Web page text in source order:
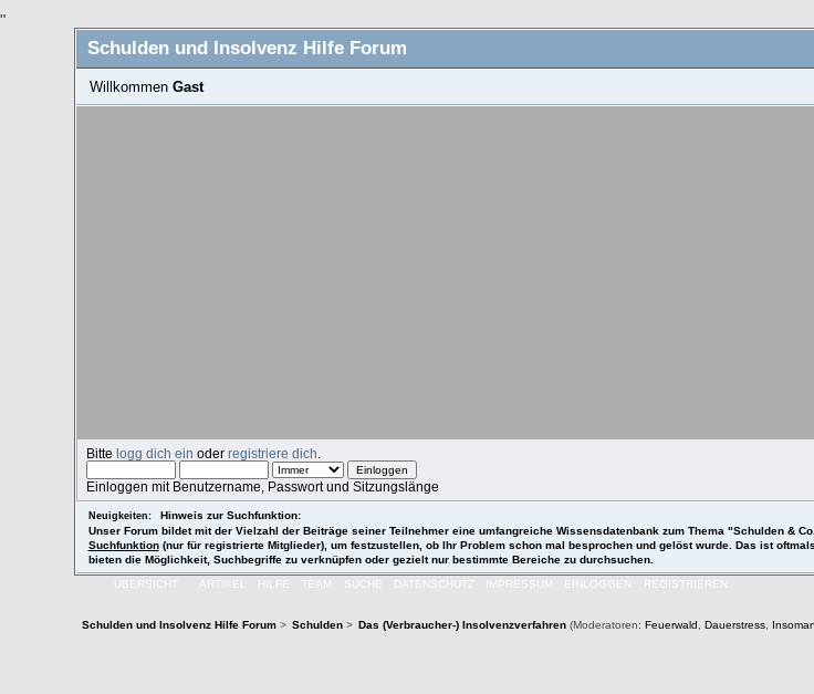
"
Schulden und Insolvenz Hilfe Forum
Willkommen Gast
Bittelogg dich ein oderregistriere dich
Einloggen mit Benutzername, Passwort und Sitzungslänge
Neuigkeiten:
Hinweis zur Suchfunktion:
Unser Forum bildet mit der Vielzahl der Beiträge seiner Teilnehmer eine umfangreiche Wissensdatenbank zum Thema "Schulden &
Suchfunktion(nur für registrierte Mitglieder), um festzustellen, ob Ihr Problem schon mal besprochen und gelöst wurde. Das ist
bieten die Möglichkeit, Suchbegriffe zu verknüpfen oder gezielt nur bestimmte Bereiche zu durchsuchen.
ÜBERSICHT ARTIKEL HILFE TEAM SUCHE DATENSCHUTZ IMPRESSUM EINLOGGEN REGISTRIEREN
Schulden und Insolvenz Hilfe Forum> Schulden> Das (Verbraucher-) Insolvenzverfahren(Moderatoren: Feuerwald , Dauerstress, Insoman